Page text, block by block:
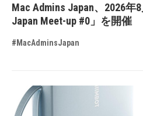
Mac Admins Japan、2026年
Japan Meet-up #0」を開催
#MacAdminsJapan